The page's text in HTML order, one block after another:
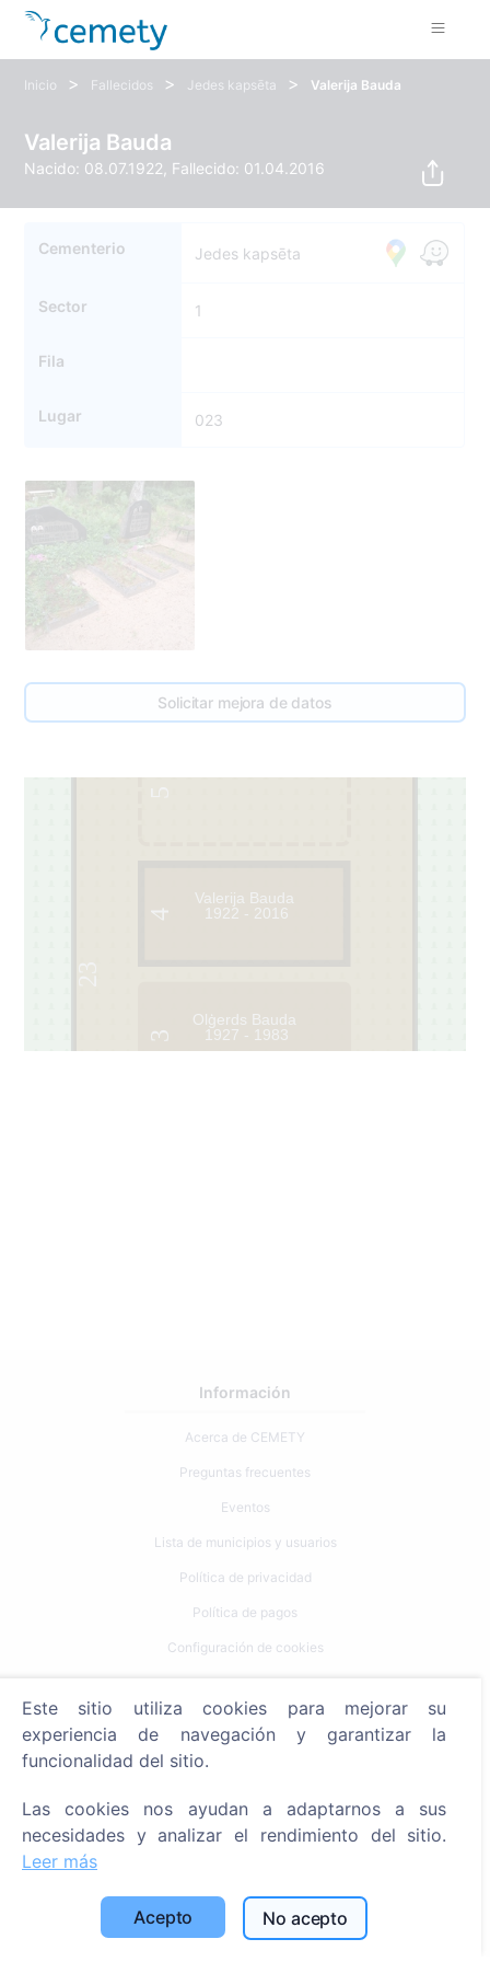
Inicio > Fallecidos > Jedes kapsēta > Valerija Bauda
Valerija Bauda
Nacido: 08.07.1922, Fallecido: 01.04.2016
Cementerio Jedes kapsēta
Sector 1
Fila
Lugar 023
Solicitar mejora de datos
23
3
4
5
Olģerds Bauda
1927 - 1983
Valerija Bauda
1922 - 2016
Información
Acerca de CEMETY
Preguntas frecuentes
Eventos
Lista de municipios y usuarios
Política de privacidad
Política de pagos
Configuración de cookies
Buscar fallecidos
Servicios
SIA "CEMETY", LV40103618951
Este sitio utiliza cookies para mejorar su
experiencia de navegación y garantizar la
funcionalidad del sitio.
Las cookies nos ayudan a adaptarnos a sus
necesidades y analizar el rendimiento del sitio.
Leer más
Acepto No acepto